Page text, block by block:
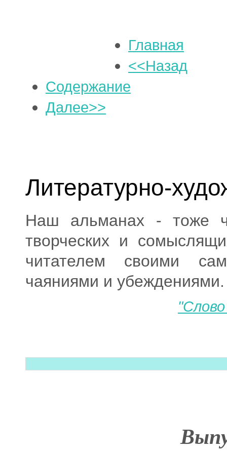
Главная
<<Назад
Содержание
Далее>>
Литературно-
Наш альманах - тоже
творческих и
читателем своими
чаяниями и убеждениями.